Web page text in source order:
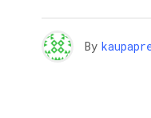
By